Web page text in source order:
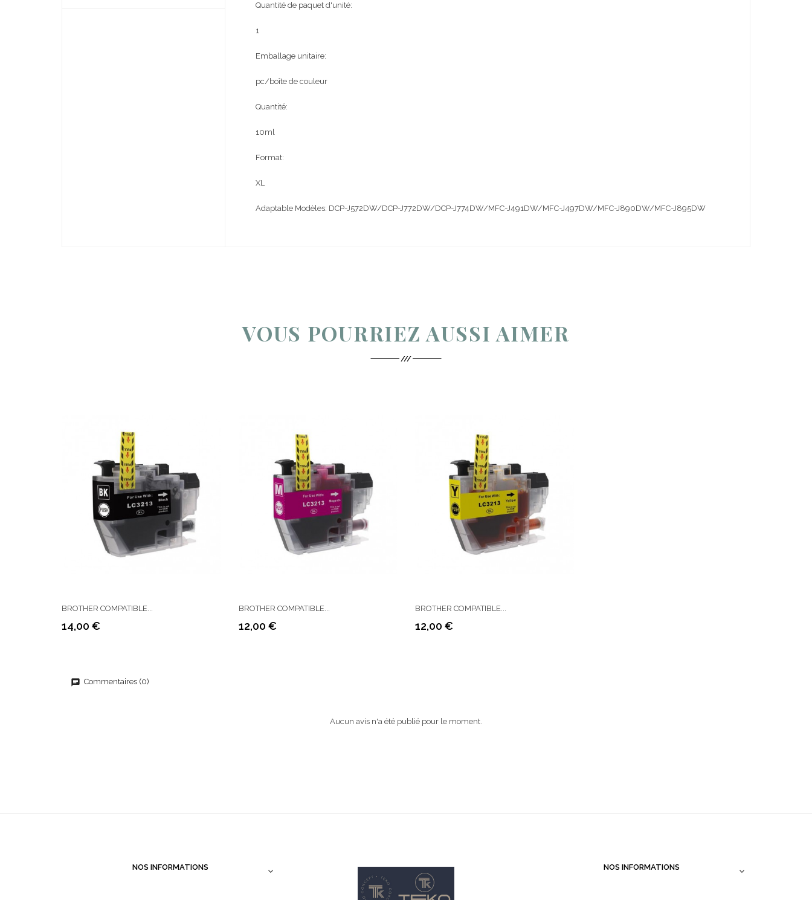
Quantité de paquet d'unité:
1
Emballage unitaire:
pc/boîte de couleur
Quantité:
10ml
Format:
XL
Adaptable Modèles: DCP-J572DW/DCP-J772DW/DCP-J774DW/MFC-J491DW/MFC-J497DW/MFC-J890DW/MFC-J895DW
VOUS POURRIEZ AUSSI AIMER
BROTHER COMPATIBLE...
Prix
14,00 €
BROTHER COMPATIBLE...
Prix
12,00 €
BROTHER COMPATIBLE...
Prix
12,00 €
Commentaires (0)
Aucun avis n'a été publié pour le moment.
NOS INFORMATIONS  NOS INFORMATIONS 